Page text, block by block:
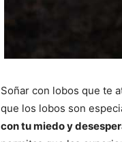
Soñar con lobos que te
que los lobos son
con tu miedo y